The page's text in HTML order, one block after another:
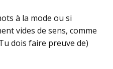
à la mode ou si
vides de sens, comme
dois faire preuve de)